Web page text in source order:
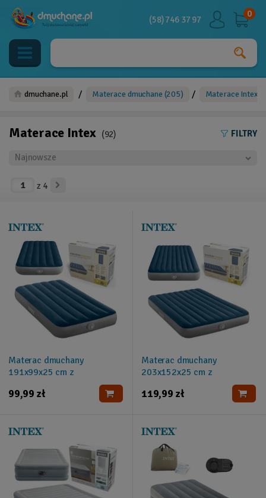
(58) 746 37 97
0
dmuchane.pl / Materace dmuchane (205) / Materace Intex
Materace Intex (92) FILTRY
z 4
Materac dmuchany
191x99x25 cm z
wbudowaną pompką USB
INTEX 64187NP
99,99 zł
Materac dmuchany
203x152x25 cm z
wbudowaną pompką USB
INTEX 64189NP
119,99 zł